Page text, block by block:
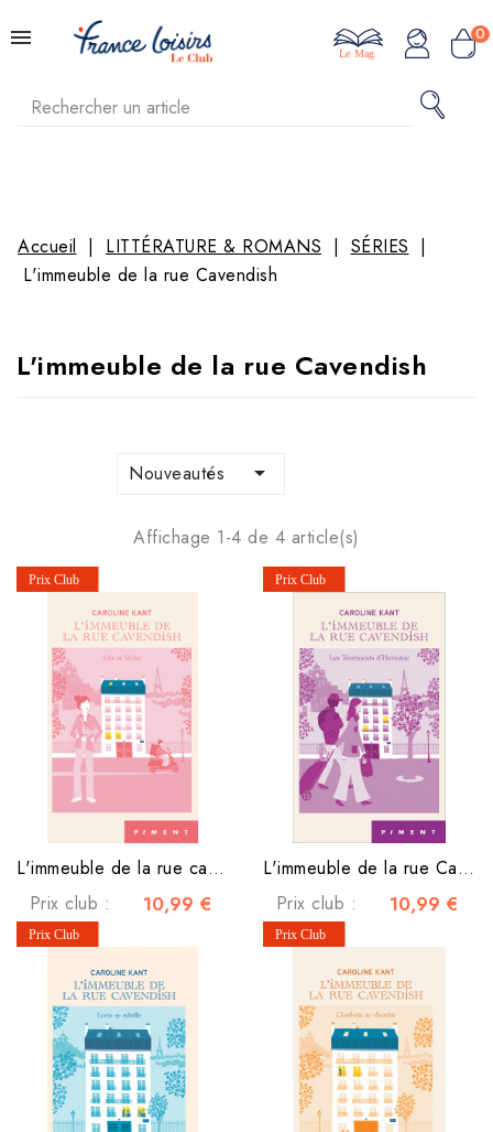
0
Le Mag
Accueil LITTÉRATURE & ROMANS
SÉRIES
L'immeuble de la rue Cavendish
L'immeuble de la rue Cavendish
Nouveautés 
Affichage 1-4 de 4 article(s)
L'immeuble de la rue cavendish - Tome 5 - Léa se lâche
Prix club :
10,99 €
L'immeuble de la rue Cavendish - Tome 4 - Les Tourments d'Hermine
Prix club :
10,99 €